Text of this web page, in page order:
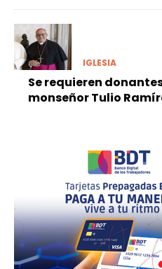
IGLESIA
Se requieren
monseñor Tulio